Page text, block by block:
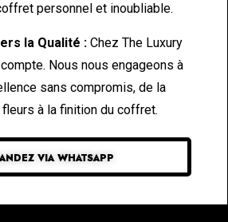
personnel et inoubliable.
la Qualité :Chez The Luxury
Nous nous engageons à
sans compromis, de la
à la finition du coffret.
VIA WHATSAPP